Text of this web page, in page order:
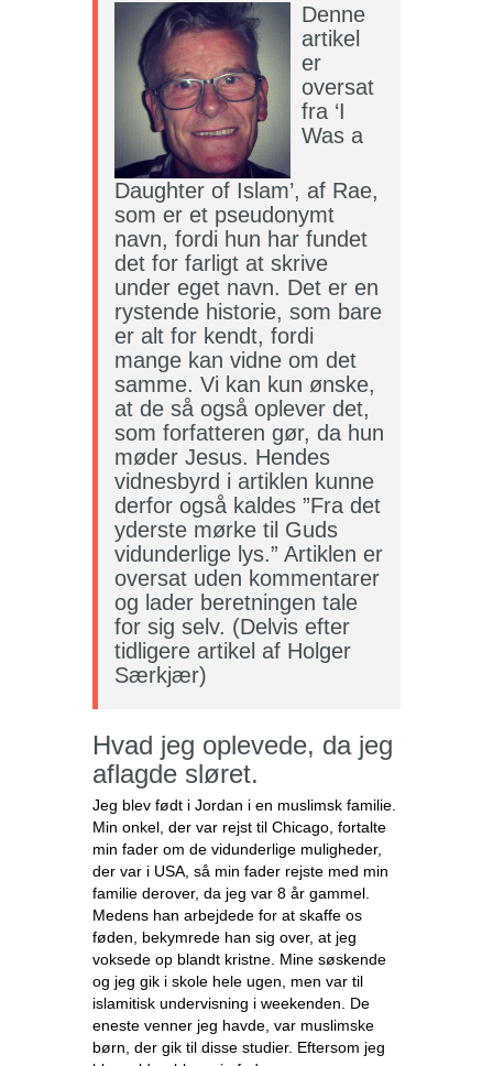
Denne
artikel
er
oversat
fra ‘I
Was a
Daughter of Islam’, af Rae,
som er et pseudonymt
navn, fordi hun har fundet
det for farligt at skrive
under eget navn. Det er en
rystende historie, som bare
er alt for kendt, fordi
mange kan vidne om det
samme. Vi kan kun ønske,
at de så også oplever det,
som forfatteren gør, da hun
møder Jesus. Hendes
vidnesbyrd i artiklen kunne
derfor også kaldes ”Fra det
yderste mørke til Guds
vidunderlige lys.” Artiklen er
oversat uden kommentarer
og lader beretningen tale
for sig selv. (Delvis efter
tidligere artikel af Holger
Særkjær)
Hvad jeg oplevede, da jeg
aflagde sløret.
Jeg blev født i Jordan i en muslimsk familie.
Min onkel, der var rejst til Chicago, fortalte
min fader om de vidunderlige muligheder,
der var i USA, så min fader rejste med min
familie derover, da jeg var 8 år gammel.
Medens han arbejdede for at skaffe os
føden, bekymrede han sig over, at jeg
voksede op blandt kristne. Mine søskende
og jeg gik i skole hele ugen, men var til
islamitisk undervisning i weekenden. De
eneste venner jeg havde, var muslimske
børn, der gik til disse studier. Eftersom jeg